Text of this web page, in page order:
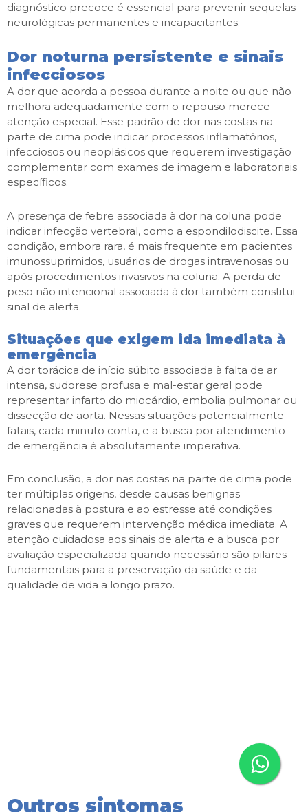
diagnóstico precoce é essencial para prevenir sequelas
neurológicas permanentes e incapacitantes.
Dor noturna persistente e sinais
infecciosos
A dor que acorda a pessoa durante a noite ou que não
melhora adequadamente com o repouso merece
atenção especial. Esse padrão de dor nas costas na
parte de cima pode indicar processos inflamatórios,
infecciosos ou neoplásicos que requerem investigação
complementar com exames de imagem e laboratoriais
específicos.
A presença de febre associada à dor na coluna pode
indicar infecção vertebral, como a espondilodiscite. Essa
condição, embora rara, é mais frequente em pacientes
imunossuprimidos, usuários de drogas intravenosas ou
após procedimentos invasivos na coluna. A perda de
peso não intencional associada à dor também constitui
sinal de alerta.
Situações que exigem ida imediata à
emergência
A dor torácica de início súbito associada à falta de ar
intensa, sudorese profusa e mal-estar geral pode
representar infarto do miocárdio, embolia pulmonar ou
dissecção de aorta. Nessas situações potencialmente
fatais, cada minuto conta, e a busca por atendimento
de emergência é absolutamente imperativa.
Em conclusão, a dor nas costas na parte de cima pode
ter múltiplas origens, desde causas benignas
relacionadas à postura e ao estresse até condições
graves que requerem intervenção médica imediata. A
atenção cuidadosa aos sinais de alerta e a busca por
avaliação especializada quando necessário são pilares
fundamentais para a preservação da saúde e da
qualidade de vida a longo prazo.
Outros sintomas